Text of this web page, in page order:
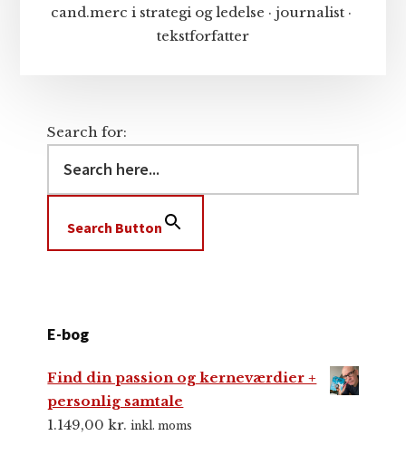
cand.merc i strategi og ledelse · journalist ·
tekstforfatter
Search for:
Search Button
E-bog
Find din passion og kerneværdier +
personlig samtale
1.149,00kr. inkl. moms